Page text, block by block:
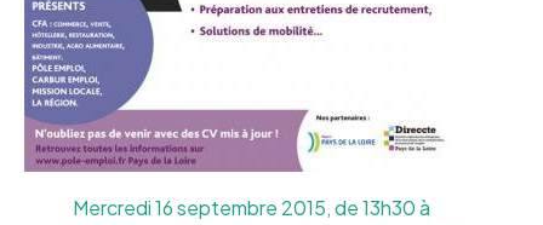
Mercredi 16 septembre 2015, de 13h30 à